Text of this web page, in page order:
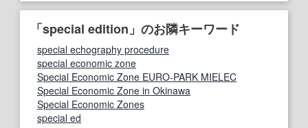
「special edition」のお隣キーワード
special echography procedure
special economic zone
Special Economic Zone EURO-PARK MIELEC
Special Economic Zone in Okinawa
Special Economic Zones
special ed